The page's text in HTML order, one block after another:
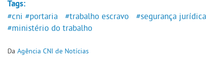
Tags:
#cni #portaria #trabalho escravo
#segurança jurídica
#ministério do trabalho
Da Agência CNI de Notícias